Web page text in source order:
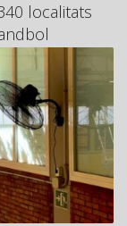
localitats